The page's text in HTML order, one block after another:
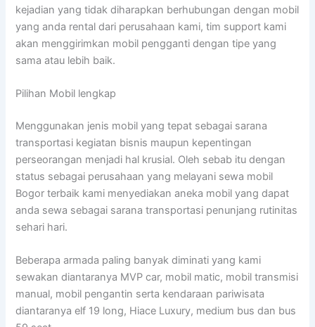
kejadian yang tidak diharapkan berhubungan dengan mobil
yang anda rental dari perusahaan kami, tim support kami
akan menggirimkan mobil pengganti dengan tipe yang
sama atau lebih baik.
Pilihan Mobil lengkap
Menggunakan jenis mobil yang tepat sebagai sarana
transportasi kegiatan bisnis maupun kepentingan
perseorangan menjadi hal krusial. Oleh sebab itu dengan
status sebagai perusahaan yang melayani sewa mobil
Bogor terbaik kami menyediakan aneka mobil yang dapat
anda sewa sebagai sarana transportasi penunjang rutinitas
sehari hari.
Beberapa armada paling banyak diminati yang kami
sewakan diantaranya MVP car, mobil matic, mobil transmisi
manual, mobil pengantin serta kendaraan pariwisata
diantaranya elf 19 long, Hiace Luxury, medium bus dan bus